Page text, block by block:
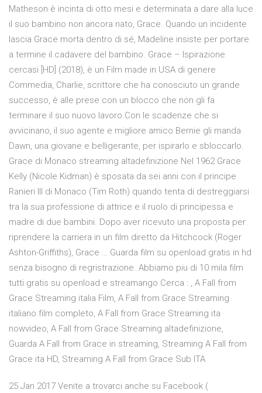
Matheson è incinta di otto mesi e determinata a dare alla luce
il suo bambino non ancora nato, Grace. Quando un incidente
lascia Grace morta dentro di sé, Madeline insiste per portare
a termine il cadavere del bambino. Grace – Ispirazione
cercasi [HD] (2018), è un Film made in USA di genere
Commedia, Charlie, scrittore che ha conosciuto un grande
successo, è alle prese con un blocco che non gli fa
terminare il suo nuovo lavoro.Con le scadenze che si
avvicinano, il suo agente e migliore amico Bernie gli manda
Dawn, una giovane e belligerante, per ispirarlo e sbloccarlo.
Grace di Monaco streaming altadefinizione Nel 1962 Grace
Kelly (Nicole Kidman) è sposata da sei anni con il principe
Ranieri III di Monaco (Tim Roth) quando tenta di destreggiarsi
tra la sua professione di attrice e il ruolo di principessa e
madre di due bambini. Dopo aver ricevuto una proposta per
riprendere la carriera in un film diretto da Hitchcock (Roger
Ashton-Griffiths), Grace … Guarda film su openload gratis in hd
senza bisogno di regristrazione. Abbiamo piu di 10 mila film
tutti gratis su openload e streamango Cerca : , A Fall from
Grace Streaming italia Film, A Fall from Grace Streaming
italiano film completo, A Fall from Grace Streaming ita
nowvideo, A Fall from Grace Streaming altadefinizione,
Guarda A Fall from Grace in streaming, Streaming A Fall from
Grace ita HD, Streaming A Fall from Grace Sub ITA
25 Jan 2017 Venite a trovarci anche su Facebook (